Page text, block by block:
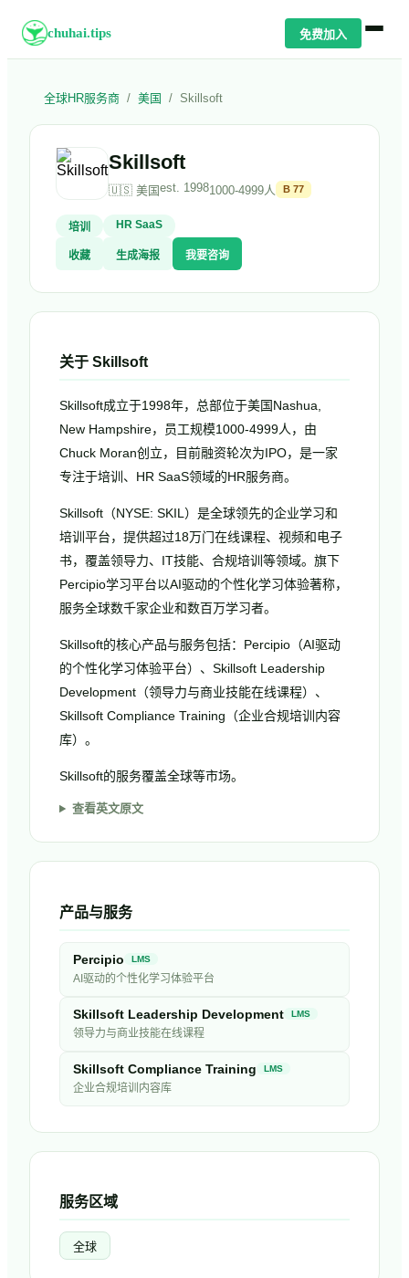
chuhai.tips 免费加入
全球HR服务商 / 美国 / Skillsoft
Skillsoft
🇺🇸 美国est. 19981000-4999人 B 77
培训 HR SaaS
收藏 生成海报 我要咨询
关于 Skillsoft
Skillsoft成立于1998年，总部位于美国Nashua,
New Hampshire，员工规模1000-4999人，由
Chuck Moran创立，目前融资轮次为IPO，是一家
专注于培训、HR SaaS领域的HR服务商。
Skillsoft（NYSE: SKIL）是全球领先的企业学习和
培训平台，提供超过18万门在线课程、视频和电子
书，覆盖领导力、IT技能、合规培训等领域。旗下
Percipio学习平台以AI驱动的个性化学习体验著称，
服务全球数千家企业和数百万学习者。
Skillsoft的核心产品与服务包括：Percipio（AI驱动
的个性化学习体验平台）、Skillsoft Leadership
Development（领导力与商业技能在线课程）、
Skillsoft Compliance Training（企业合规培训内容
库）。
Skillsoft的服务覆盖全球等市场。
查看英文原文
产品与服务
Percipio LMS
AI驱动的个性化学习体验平台
Skillsoft Leadership Development LMS
领导力与商业技能在线课程
Skillsoft Compliance Training LMS
企业合规培训内容库
服务区域
全球